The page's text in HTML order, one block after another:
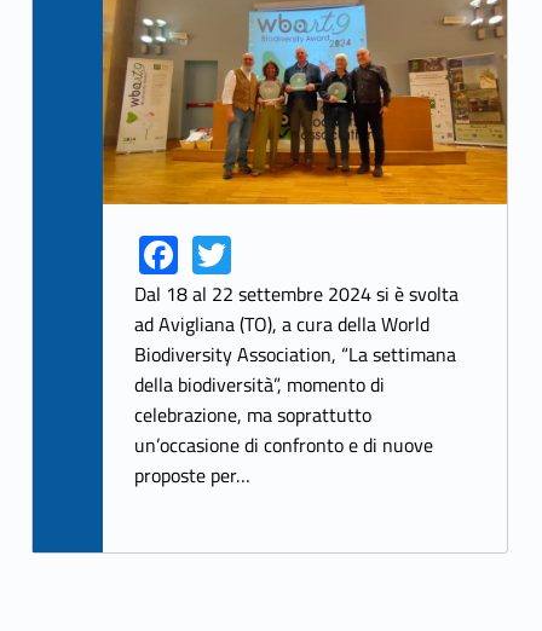
Link identifier share facebook archive #share-link-archive-76148Fa
ce
b
o
o
k
Link identifier share twitter archive #share-link-archive-40764T
w
itt
er
Dal 18 al 22 settembre 2024 si è svolta
ad Avigliana (TO), a cura della World
Biodiversity Association, “La settimana
della biodiversità”, momento di
celebrazione, ma soprattutto
un’occasione di confronto e di nuove
proposte per…